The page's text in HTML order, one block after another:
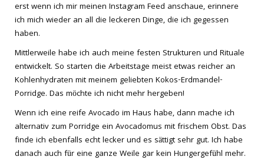
erst wenn ich mir meinen Instagram Feed anschaue, erinnere
ich mich wieder an all die leckeren Dinge, die ich gegessen
haben.
Mittlerweile habe ich auch meine festen Strukturen und Rituale
entwickelt. So starten die Arbeitstage meist etwas reicher an
Kohlenhydraten mit meinem geliebten Kokos-Erdmandel-
Porridge. Das möchte ich nicht mehr hergeben!
Wenn ich eine reife Avocado im Haus habe, dann mache ich
alternativ zum Porridge ein Avocadomus mit frischem Obst. Das
finde ich ebenfalls echt lecker und es sättigt sehr gut. Ich habe
danach auch für eine ganze Weile gar kein Hungergefühl mehr.